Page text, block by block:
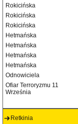
Rokicińska
Rokicińska
Rokicińska
Hetmańska
Hetmańska
Hetmańska
Hetmańska
Odnowiciela
Ofiar Terroryzmu 11
Września
Retkinia